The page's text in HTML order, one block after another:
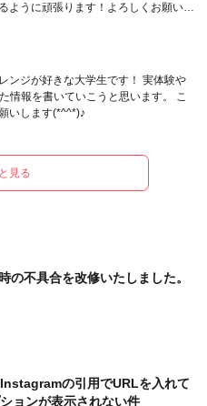
ように頑張ります！よろしくお願いし
ンジが好きな大学生です！ 実体験や
情報を書いていこうと思います。 こ
いします(*^^*)♪
見る
の不具合を改修いたしました。
Instagramの引用でURLを入れて
ョンが表示されない件